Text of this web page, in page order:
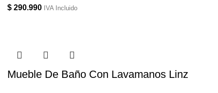
$ 290.990 IVA Incluido
Mueble De Baño Con Lavamanos Linz